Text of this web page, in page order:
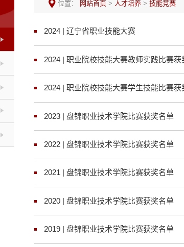
位置： 网站首页 > 人才培养 >技能竞赛
2024 | 辽宁省职业技能大赛
2024 | 职业院校技能大赛教师实践比赛获
2024 | 职业院校技能大赛学生技能比赛获
2023 | 盘锦职业技术学院比赛获奖名单
2022 | 盘锦职业技术学院比赛获奖名单
2021 | 盘锦职业技术学院比赛获奖名单
2020 | 盘锦职业技术学院比赛获奖名单
2019 | 盘锦职业技术学院比赛获奖名单